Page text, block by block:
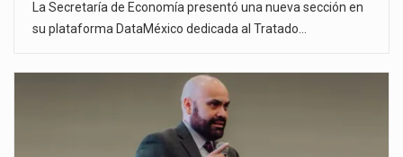
La Secretaría de Economía presentó una nueva sección en
su plataforma DataMéxico dedicada al Tratado…